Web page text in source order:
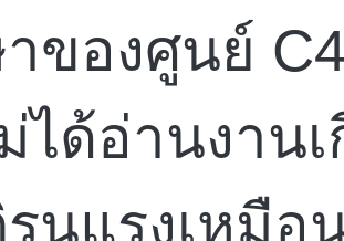
ของศูนย์
ได้อ่านงาน
นแรงเหมื